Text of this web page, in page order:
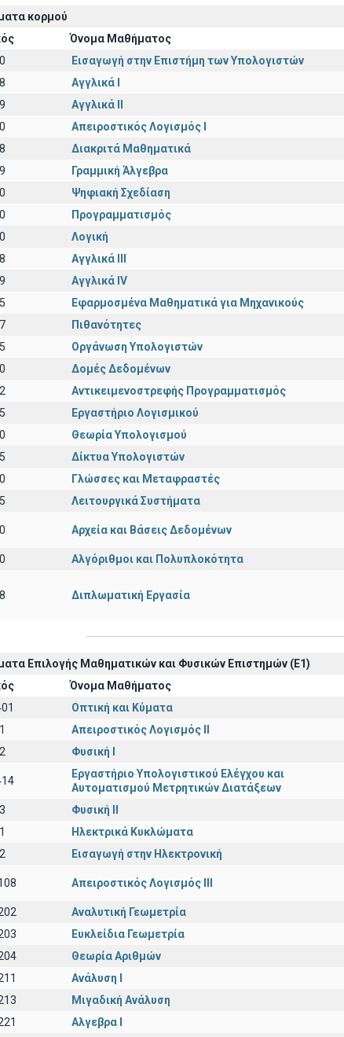
κορμού
Όνομα Μαθήματος
Εισαγωγή στην Επιστήμη των Υπολογιστών
Αγγλικά I
Αγγλικά II
Απειροστικός Λογισμός Ι
Διακριτά Μαθηματικά
Γραμμική Άλγεβρα
Ψηφιακή Σχεδίαση
Προγραμματισμός
Λογική
Αγγλικά III
Αγγλικά IV
Εφαρμοσμένα Μαθηματικά για Μηχανικούς
Πιθανότητες
Οργάνωση Υπολογιστών
Δομές Δεδομένων
Αντικειμενοστρεφής Προγραμματισμός
Εργαστήριο Λογισμικού
Θεωρία Υπολογισμού
Δίκτυα Υπολογιστών
Γλώσσες και Μεταφραστές
Λειτουργικά Συστήματα
Αρχεία και Βάσεις Δεδομένων
Αλγόριθμοι και Πολυπλοκότητα
Διπλωματική Εργασία
Επιλογής Μαθηματικών και Φυσικών Επιστημών (Ε1)
Όνομα Μαθήματος
Οπτική και Κύματα
Απειροστικός Λογισμός ΙI
Φυσική I
Εργαστήριο Υπολογιστικού Ελέγχου και
Αυτοματισμού Μετρητικών Διατάξεων
Φυσική ΙΙ
Ηλεκτρικά Κυκλώματα
Εισαγωγή στην Ηλεκτρονική
Απειροστικός Λογισμός ΙΙI
Αναλυτική Γεωμετρία
Ευκλείδια Γεωμετρία
Θεωρία Αριθμών
Ανάλυση Ι
Μιγαδική Ανάλυση
Αλγεβρα Ι